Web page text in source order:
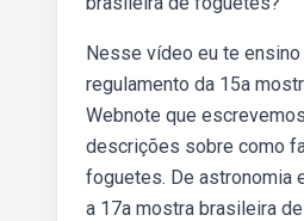
Nesse vídeo eu te
regulamento da 15a
Webnote que
descrições sobre como
foguetes. De astronomia
a 17a mostra brasileira